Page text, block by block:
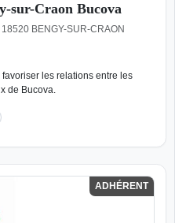
sur-Craon Bucova
BENGY-SUR-CRAON
les relations entre les
de Bucova.
ADHÉRENT